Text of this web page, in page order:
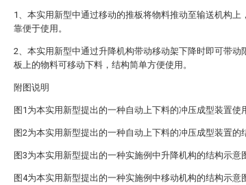
1、本实用新型中通过移动的推板将物料推动至输送机构上
靠便于使用。
2、本实用新型中通过升降机构带动移动架下降时即可带动
板上的物料可移动下料，结构简单方便使用。
附图说明
图1为本实用新型提出的一种自动上下料的冲压成型装置使
图2为本实用新型提出的一种自动上下料的冲压成型装置的
图3为本实用新型提出的一种实施例中升降机构的结构示意
图4为本实用新型提出的一种实施例中移动机构的结构示意